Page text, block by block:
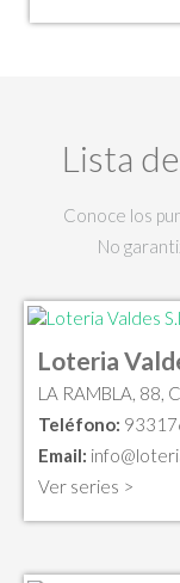
Lista de
Conoce los
No
Loteria
LA RAMBLA, 88,
Teléfono:
Email:
Ver series >